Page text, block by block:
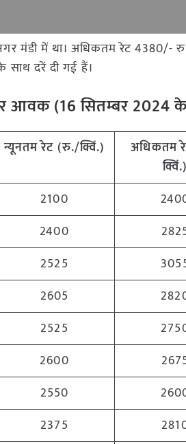
मंडी में था। अधिकतम रेट
साथ दरें दी गई हैं।
आवक (16सितम्बर2024
न्यूनतम रेट (रु./क्विं.)
अधिकतम
क्विं.)
2100
2400
2525
2605
2525
2600
2550
2375